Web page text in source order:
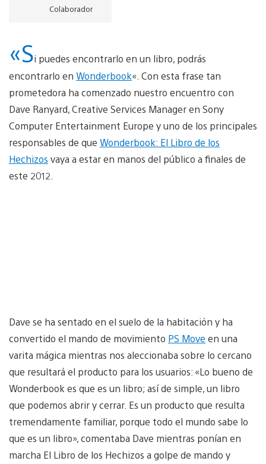
Colaborador
«Si puedes encontrarlo en un libro, podrás
encontrarlo en Wonderbook«. Con esta frase tan
prometedora ha comenzado nuestro encuentro con
Dave Ranyard, Creative Services Manager en Sony
Computer Entertainment Europe y uno de los principales
responsables de que Wonderbook: El Libro de los
Hechizos vaya a estar en manos del público a finales de
este 2012.
Dave se ha sentado en el suelo de la habitación y ha
convertido el mando de movimiento PS Move en una
varita mágica mientras nos aleccionaba sobre lo cercano
que resultará el producto para los usuarios: «Lo bueno de
Wonderbook es que es un libro; así de simple, un libro
que podemos abrir y cerrar. Es un producto que resulta
tremendamente familiar, porque todo el mundo sabe lo
que es un libro», comentaba Dave mientras ponían en
marcha El Libro de los Hechizos a golpe de mando y